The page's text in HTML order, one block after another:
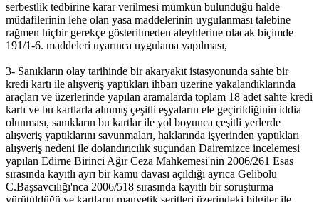
serbestlik tedbirine karar verilmesi mümkün bulunduğu halde
müdafilerinin lehe olan yasa maddelerinin uygulanması talebine
rağmen hiçbir gerekçe gösterilmeden aleyhlerine olacak biçimde
191/1-6. maddeleri uyarınca uygulama yapılması,
3- Sanıkların olay tarihinde bir akaryakıt istasyonunda sahte bir
kredi kartı ile alışveriş yaptıkları ihbarı üzerine yakalandıklarında
araçları ve üzerlerinde yapılan aramalarda toplam 18 adet sahte kredi
kartı ve bu kartlarla alınmış çeşitli eşyaların ele geçirildiğinin iddia
olunması, sanıkların bu kartlar ile yol boyunca çeşitli yerlerde
alışveriş yaptıklarını savunmaları, haklarında işyerinden yaptıkları
alışveriş nedeni ile dolandırıcılık suçundan Dairemizce incelemesi
yapılan Edirne Birinci Ağır Ceza Mahkemesi'nin 2006/261 Esas
sırasında kayıtlı ayrı bir kamu davası açıldığı ayrıca Gelibolu
C.Başsavcılığı'nca 2006/518 sırasında kayıtlı bir soruşturma
yürütüldüğü ve kartların manyetik şeritleri üzerindeki bilgiler ile